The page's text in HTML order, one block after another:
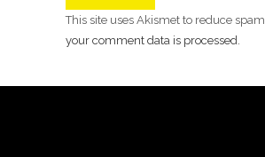
This site uses Akismet to reduce spam.
your comment data is processed.